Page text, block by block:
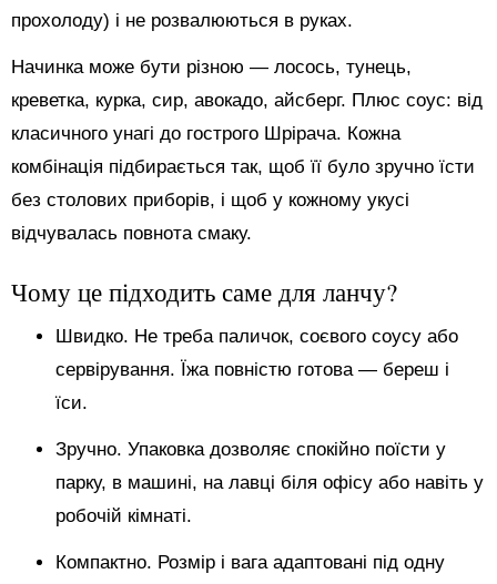
прохолоду) і не розвалюються в руках.
Начинка може бути різною — лосось, тунець,
креветка, курка, сир, авокадо, айсберг. Плюс соус: від
класичного унагі до гострого Шрірача. Кожна
комбінація підбирається так, щоб її було зручно їсти
без столових приборів, і щоб у кожному укусі
відчувалась повнота смаку.
Чому це підходить саме для ланчу?
Швидко. Не треба паличок, соєвого соусу або
сервірування. Їжа повністю готова — береш і
їси.
Зручно. Упаковка дозволяє спокійно поїсти у
парку, в машині, на лавці біля офісу або навіть у
робочій кімнаті.
Компактно. Розмір і вага адаптовані під одну